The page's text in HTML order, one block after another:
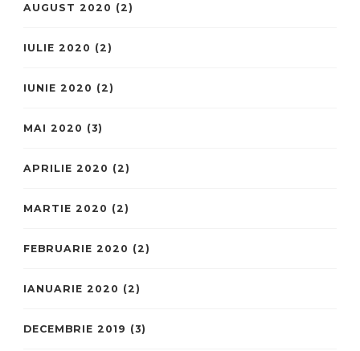
AUGUST 2020 (2)
IULIE 2020 (2)
IUNIE 2020 (2)
MAI 2020 (3)
APRILIE 2020 (2)
MARTIE 2020 (2)
FEBRUARIE 2020 (2)
IANUARIE 2020 (2)
DECEMBRIE 2019 (3)